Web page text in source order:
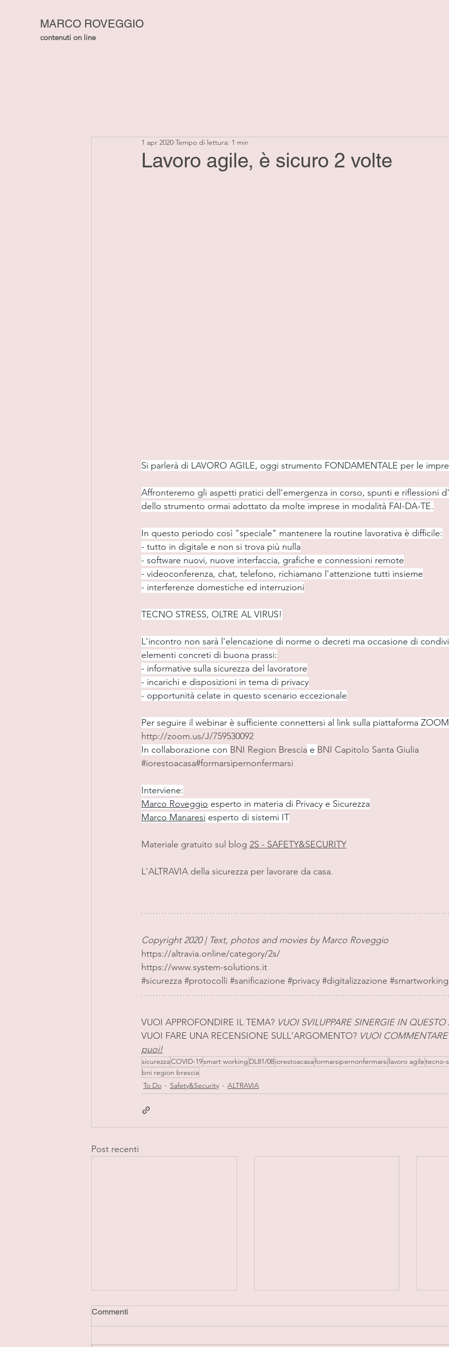
MARCO ROVEGGIO
contenuti on line
Lavoro agile, è sicuro 2 volte
1 apr 2020 Tempo di lettura: 1 min
Si parlerà di LAVORO AGILE, oggi strumento FONDAMENTALE per le
Affronteremo gli aspetti pratici dell'emergenza in corso, spunti e riflessioni
dello strumento ormai adottato da molte imprese in modalità FAI-DA-TE.
In questo periodo così "speciale" mantenere la routine lavorativa è difficile:
- tutto in digitale e non si trova più nulla
- software nuovi, nuove interfaccia, grafiche e connessioni remote
- videoconferenza, chat, telefono, richiamano l'attenzione tutti insieme
- interferenze domestiche ed interruzioni
TECNO STRESS, OLTRE AL VIRUS!
L'incontro non sarà l'elencazione di norme o decreti ma occasione di
elementi concreti di buona prassi:
- informative sulla sicurezza del lavoratore
- incarichi e disposizioni in tema di privacy
- opportunità celate in questo scenario eccezionale
Per seguire il webinar è sufficiente connettersi al link sulla piattaforma
http://zoom.us/J/759530092
In collaborazione con BNI Region Brescia e BNI Capitolo Santa Giulia
#iorestoacasa#formarsipernonfermarsi
Interviene:
Marco Roveggio esperto in materia di Privacy e Sicurezza
Marco Manaresi esperto di sistemi IT
Materiale gratuito sul blog 2S - SAFETY&SECURITY
L'ALTRAVIA della sicurezza per lavorare da casa.
Copyright 2020 | Text, photos and movies by Marco Roveggio
https://altravia.online/category/2s/
https://www.system-solutions.it
#sicurezza #protocolli #sanificazione #privacy #digitalizzazione #smartworking
VUOI APPROFONDIRE IL TEMA? VUOI SVILUPPARE SINERGIE IN
VUOI FARE UNA RECENSIONE SULL'ARGOMENTO? VUOI
puoi!
sicurezzaCOVID-19smart working DL81/08iorestoacasaformarsipernonfermarsilavoro agiletecno-
bni region brescia
To Do
Safety&Security ALTRAVIA
Post recenti
Commenti